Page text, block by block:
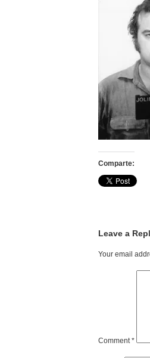
Comparte:
Leave a
Your email
Comment*